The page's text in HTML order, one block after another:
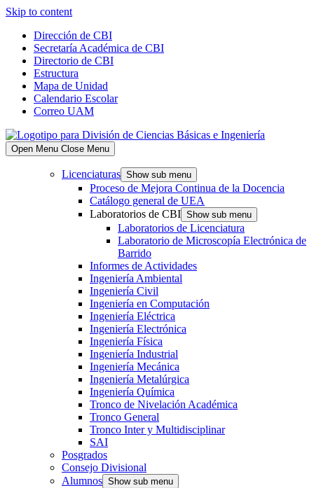
Skip to content
Dirección de CBI
Secretaría Académica de CBI
Directorio de CBI
Estructura
Mapa de Unidad
Calendario Escolar
Correo UAM
Open Menu Close Menu
Licenciaturas Show sub menu
Proceso de Mejora Continua de la Docencia
Catálogo general de UEA
Laboratorios de CBI Show sub menu
Laboratorios de Licenciatura
Laboratorio de Microscopía Electrónica de
Barrido
Informes de Actividades
Ingeniería Ambiental
Ingeniería Civil
Ingeniería en Computación
Ingeniería Eléctrica
Ingeniería Electrónica
Ingeniería Física
Ingeniería Industrial
Ingeniería Mecánica
Ingeniería Metalúrgica
Ingeniería Química
Tronco de Nivelación Académica
Tronco General
Tronco Inter y Multidisciplinar
SAI
Posgrados
Consejo Divisional
Alumnos Show sub menu